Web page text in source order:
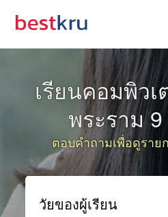
เรียนคอมพิวเ
พระราม
ตอบคำถามเพื่อดูรา
วัยของผู้เรียน